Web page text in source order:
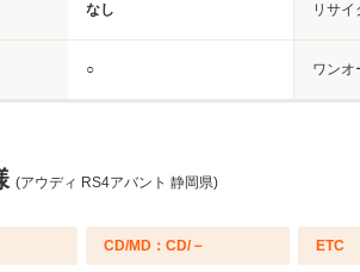
なし リサイ
○ ワンオ
(アウディ RS4アバント 静岡県)
CD/MD：CD/－ ETC